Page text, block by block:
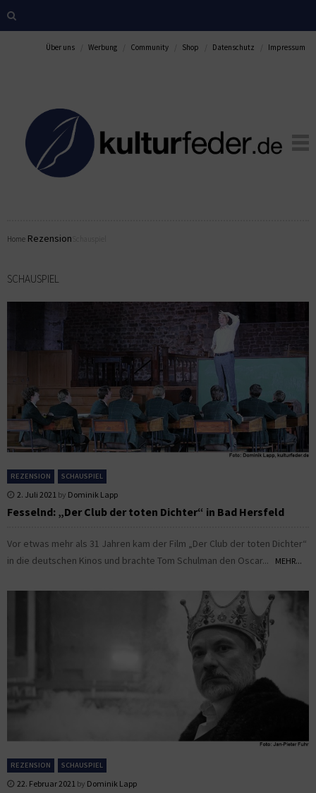
Über uns Werbung Community Shop Datenschutz Impressum
Home Rezension
SCHAUSPIEL
REZENSION SCHAUSPIEL
2. Juli 2021 by Dominik Lapp
Fesselnd: „Der Club der toten Dichter“ in Bad Hersfeld
Vor etwas mehr als 31 Jahren kam der Film „Der Club der toten Dichter“
in die deutschen Kinos und brachte Tom Schulman den Oscar...
MEHR...
REZENSION SCHAUSPIEL
22. Februar 2021 by Dominik Lapp